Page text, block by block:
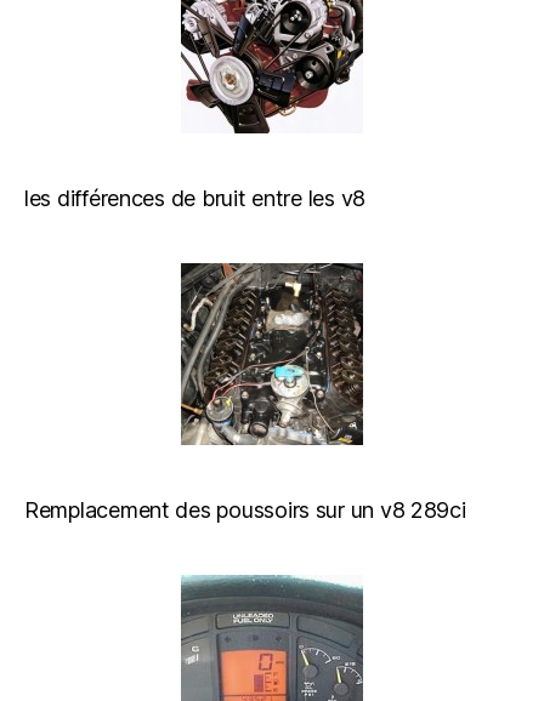
les différences de bruit entre les v8
Remplacement des poussoirs sur un v8 289ci